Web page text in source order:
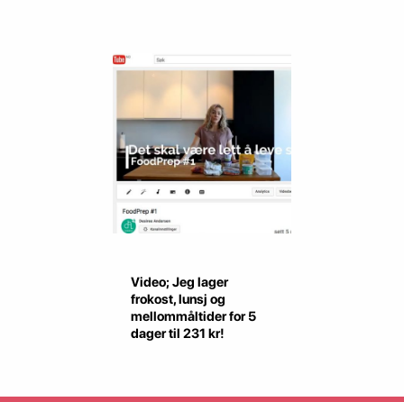
Video; Jeg lager
frokost, lunsj og
mellommåltider for 5
dager til 231 kr!